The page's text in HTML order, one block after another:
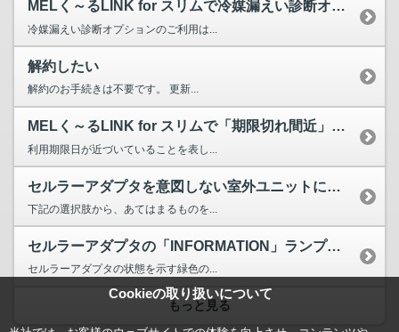
Cookieの取り扱いについて
MELく～るLINK for スリムで冷媒漏えい診断オプシ...
冷媒漏えい診断オプションのご利用は...
解約したい
解約のお手続きは不要です。 更新...
MELく～るLINK for スリムで「期限切れ間近」と表...
利用期限日が近づいていることを表し...
セルラーアダプタを意図しない室外ユニットに付け間違えてしまった。
下記の選択肢から、あてはまるものを...
セルラーアダプタの「INFORMATION」ランプとはなん...
セルラーアダプタの状態を示す緑色の...
もっと見る